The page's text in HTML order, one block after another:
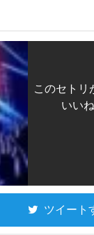
このセトリ
いい
ツイート